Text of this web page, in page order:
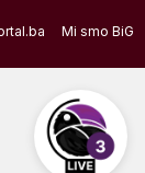
Mi smo BiG